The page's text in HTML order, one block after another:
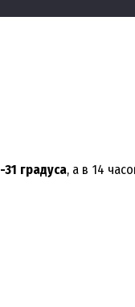
-31 градуса, а в 14